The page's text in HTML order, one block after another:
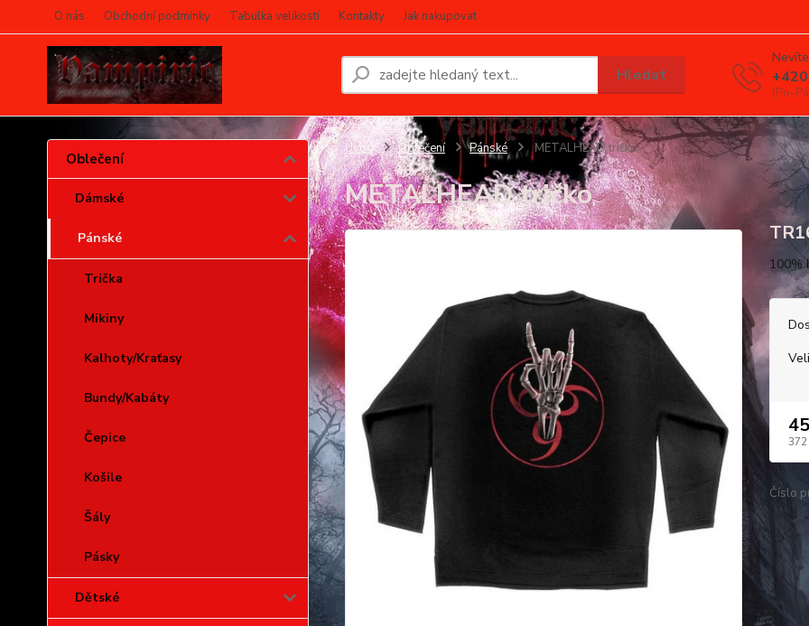
O nás Obchodní podmínky Tabulka velikostí Kontakty Jak nakupovat
Hledat
(Po-
Oblečení
Dámské
Pánské
Trička
Mikiny
Kalhoty/Kraťasy
Bundy/Kabáty
Čepice
Košile
Šály
Pásky
Dětské
Úvod Oblečení Pánské METALHEAD tričko
METALHEAD tričko
100%
372
Číslo